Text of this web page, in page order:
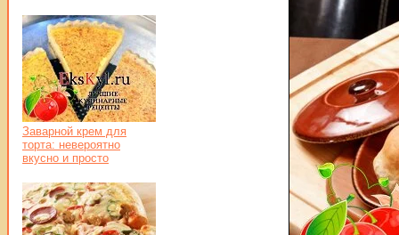
Заварной крем для
торта: невероятно
вкусно и просто